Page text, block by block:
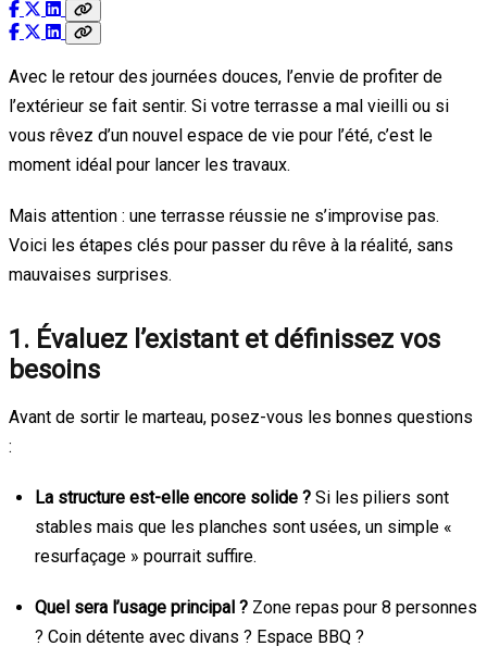
Avec le retour des journées douces, l’envie de profiter de
l’extérieur se fait sentir. Si votre terrasse a mal vieilli ou si
vous rêvez d’un nouvel espace de vie pour l’été, c’est le
moment idéal pour lancer les travaux.
Mais attention : une terrasse réussie ne s’improvise pas.
Voici les étapes clés pour passer du rêve à la réalité, sans
mauvaises surprises.
1. Évaluez l’existant et définissez vos
besoins
Avant de sortir le marteau, posez-vous les bonnes questions
:
La structure est-elle encore solide ? Si les piliers sont
stables mais que les planches sont usées, un simple «
resurfaçage » pourrait suffire.
Quel sera l’usage principal ? Zone repas pour 8 personnes
? Coin détente avec divans ? Espace BBQ ?